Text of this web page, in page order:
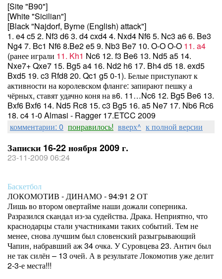
[Site "B90"]
[White "Sicilian"]
[Black "Najdorf, Byrne (English) attack"]
1. e4 c5 2. Nf3 d6 3. d4 cxd4 4. Nxd4 Nf6 5. Nc3 a6 6. Be3
Ng4 7. Bc1 Nf6 8.Be2 e5 9. Nb3 Be7 10. O-O O-O 11. a4
(ранее играли 11. Kh1 Nc6 12. f3 Be6 13. Nd5 a5 14.
Nxe7+ Qxe7 15. Bg5 a4 16. Nd2 h6 17. Bh4 d5 18. exd5
Bxd5 19. c3 Rfd8 20. Qc1 g5 0-1). Белые приступают к
активности на королевском фланге: запирают пешку а
чёрных, ставят удачно коня на в6. 11…Nc6 12. Bg5 Be6 13.
Bxf6 Bxf6 14. Nd5 Rc8 15. c3 Bg5 16. a5 Ne7 17. Nb6 Rc6
18. c4 1-0 Almasi - Ragger 17.ETCC 2009
комментарии: 0 понравилось! вверх^ к полной версии
Записки 16-22 ноября 2009 г.
23-11-2009 06:24
Баскетбол
ЛОКОМОТИВ - ДИНАМО - 94:91 2 ОТ
Лишь во втором овертайме наши дожали соперника.
Разразился скандал из-за судейства. Драка. Неприятно, что
краснодарцы стали участниками таких событий. Тем не
менее, снова лучшим был словенский разыгрывающий
Чапин, набравший аж 34 очка. У Суровцева 23. Антич был
не так силён – 13 очей. А в результате Локомотив уже делит
2-3-е места!!!